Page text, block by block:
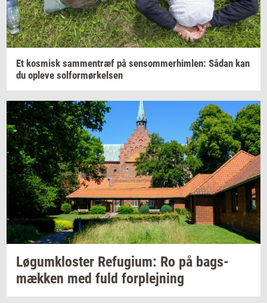
Et kos­misk sam­men­træf på sen­som­mer­him­len: Sådan kan
du op­le­ve sol­for­mør­kel­sen
Løgum­klo­ster Re­fu­gi­um: Ro på bags­
mæk­ken med fuld for­plej­ning